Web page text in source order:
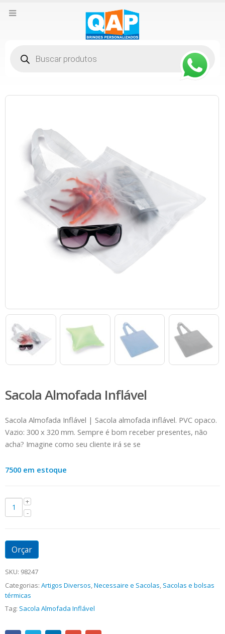
produtos
Sacola Almofada Inflável
Sacola Almofada Inflável | Sacola almofada inflável. PVC opaco.
Vazio: 300 x 320 mm. Sempre é bom receber presentes, não
acha? Imagine como seu cliente irá se se
7500 em estoque
Orçar
SKU: 98247
Categorias: Artigos Diversos,Necessaire e Sacolas, Sacolas e bolsas
térmicas
Tag: Sacola Almofada Inflável